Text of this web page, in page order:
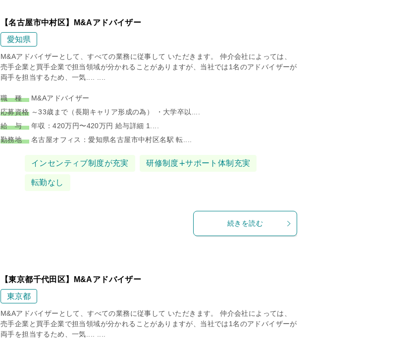
【名古屋市中村区】M&Aアドバイザー
愛知県
M&Aアドバイザーとして、すべての業務に従事して いただきます。 仲介会社によっては、
売手企業と買手企業で担当領域が分かれることがありますが、当社では1名のアドバイザーが
両手を担当するため、一気.... ....
職 種M&Aアドバイザー
応募資格～33歳まで（長期キャリア形成の為） ・大学卒以....
給 与年収：420万円〜420万円 給与詳細 1....
勤務地名古屋オフィス：愛知県名古屋市中村区名駅 転....
インセンティブ制度が充実 研修制度∔サポート体制充実
転勤なし
続きを読む
【東京都千代田区】M&Aアドバイザー
東京都
M&Aアドバイザーとして、すべての業務に従事して いただきます。 仲介会社によっては、
売手企業と買手企業で担当領域が分かれることがありますが、当社では1名のアドバイザーが
両手を担当するため、一気.... ....